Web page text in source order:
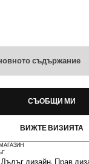
съдържание
ПОЛА ОТ ШИФОН
лв. 58,66]
СЪОБЩИ МИ
ВИЖТЕ ВИЗИЯТА
дизайн. Прав